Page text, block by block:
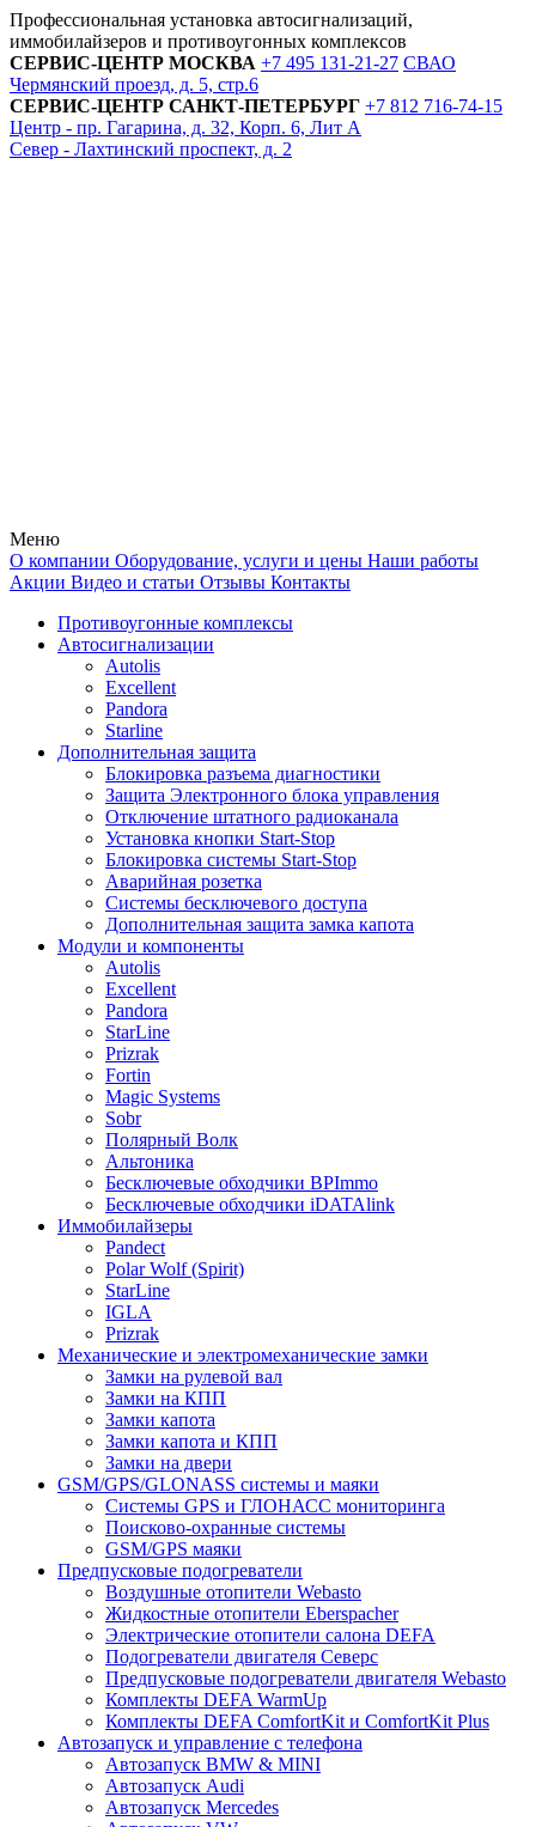
Профессиональная установка автосигнализаций,
иммобилайзеров и противоугонных комплексов
СЕРВИС-ЦЕНТР МОСКВА +7 495 131-21-27 СВАО
Чермянский проезд, д. 5, стр.6
СЕРВИС-ЦЕНТР САНКТ-ПЕТЕРБУРГ +7 812 716-74-15
Центр - пр. Гагарина, д. 32, Корп. 6, Лит А
Север - Лахтинский проспект, д. 2
Меню
О компании Оборудование, услуги и цены Наши работы
Акции Видео и статьи Отзывы Контакты
Противоугонные комплексы
Автосигнализации
Autolis
Excellent
Pandora
Starline
Дополнительная защита
Блокировка разъема диагностики
Защита Электронного блока управления
Отключение штатного радиоканала
Установка кнопки Start-Stop
Блокировка системы Start-Stop
Аварийная розетка
Системы бесключевого доступа
Дополнительная защита замка капота
Модули и компоненты
Autolis
Excellent
Pandora
StarLine
Prizrak
Fortin
Magic Systems
Sobr
Полярный Волк
Альтоника
Бесключевые обходчики BPImmo
Бесключевые обходчики iDATAlink
Иммобилайзеры
Pandect
Polar Wolf (Spirit)
StarLine
IGLA
Prizrak
Механические и электромеханические замки
Замки на рулевой вал
Замки на КПП
Замки капота
Замки капота и КПП
Замки на двери
GSM/GPS/GLONASS системы и маяки
Системы GPS и ГЛОНАСС мониторинга
Поисково-охранные системы
GSM/GPS маяки
Предпусковые подогреватели
Воздушные отопители Webasto
Жидкостные отопители Eberspacher
Электрические отопители салона DEFA
Подогреватели двигателя Северс
Предпусковые подогреватели двигателя Webasto
Комплекты DEFA WarmUp
Комплекты DEFA ComfortKit и ComfortKit Plus
Автозапуск и управление с телефона
Автозапуск BMW & MINI
Автозапуск Audi
Автозапуск Mercedes